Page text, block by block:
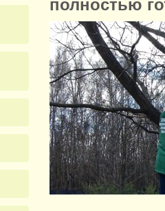
полностью